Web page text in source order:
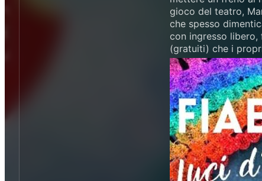
gioco del teatro,
che spesso
con ingresso libero,
(gratuiti) che i